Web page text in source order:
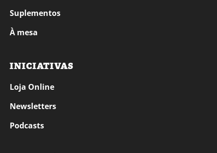
Suplementos
À mesa
INICIATIVAS
Loja Online
Newsletters
Podcasts